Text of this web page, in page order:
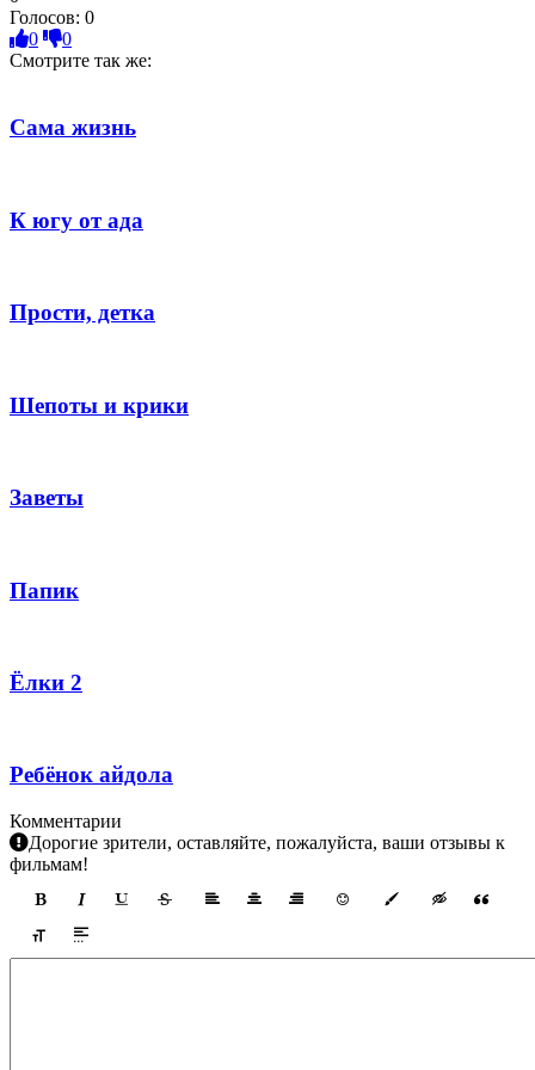
Голосов: 0
0
0
Смотрите так же:
Сама жизнь
К югу от ада
Прости, детка
Шепоты и крики
Заветы
Папик
Ёлки 2
Ребёнок айдола
Комментарии
Дорогие зрители, оставляйте, пожалуйста, ваши отзывы к
фильмам!